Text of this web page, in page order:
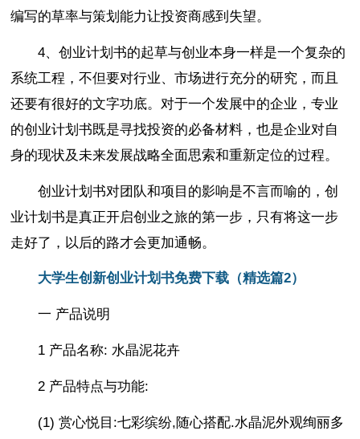
编写的草率与策划能力让投资商感到失望。
4、创业计划书的起草与创业本身一样是一个复杂的
系统工程，不但要对行业、市场进行充分的研究，而且
还要有很好的文字功底。对于一个发展中的企业，专业
的创业计划书既是寻找投资的必备材料，也是企业对自
身的现状及未来发展战略全面思索和重新定位的过程。
创业计划书对团队和项目的影响是不言而喻的，创
业计划书是真正开启创业之旅的第一步，只有将这一步
走好了，以后的路才会更加通畅。
大学生创新创业计划书免费下载（精选篇2）
一 产品说明
1 产品名称: 水晶泥花卉
2 产品特点与功能:
(1) 赏心悦目:七彩缤纷,随心搭配.水晶泥外观绚丽多